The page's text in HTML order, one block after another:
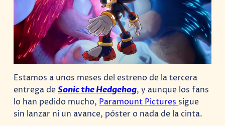
Estamos a unos meses del estreno de la tercera
entrega deSonic the Hedgehog, y aunque los fans
lo han pedido mucho, Paramount Pictures sigue
sin lanzar ni un avance, póster o nada de la cinta.